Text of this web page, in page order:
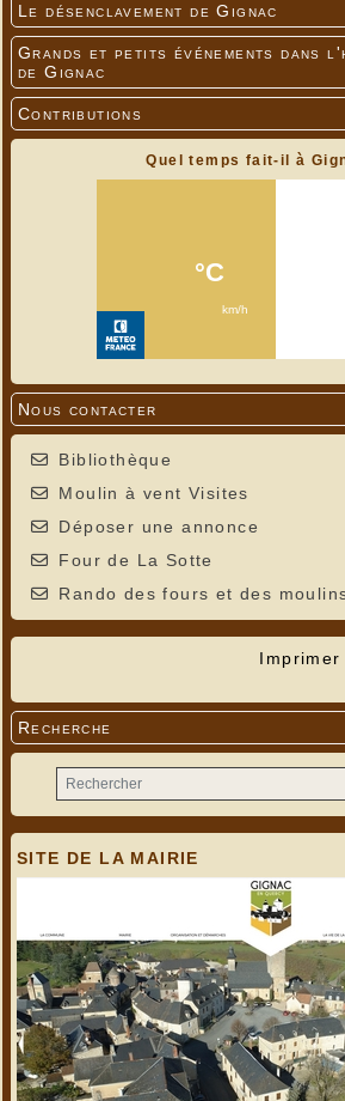
Le désenclavement de Gignac
Grands et petits événements dans
de Gignac
Contributions
Quel temps fait-il à
Nous contacter
Bibliothèque
Moulin à vent Visites
Déposer une annonce
Four de La Sotte
Rando des fours et des
Imprimer
Recherche
SITE DE LA MAIRIE